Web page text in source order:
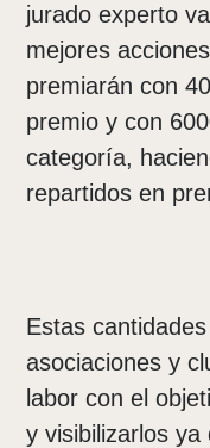
jurado experto
mejores
premiarán con
premio y con
categoría,
repartidos en
Estas
asociaciones y
labor con el
y visibilizarlos